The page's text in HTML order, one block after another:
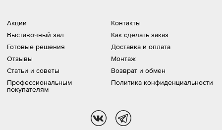
Акции
Выставочный зал
Готовые решения
Отзывы
Статьи и советы
Профессиональным
покупателям
Контакты
Как сделать заказ
Доставка и оплата
Монтаж
Возврат и обмен
Политика конфиденциальности